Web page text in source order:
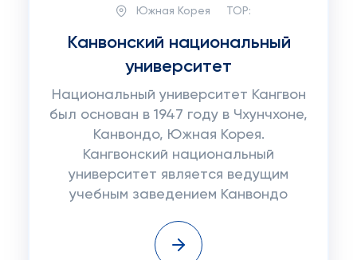
Южная Корея TOP:
Канвонский национальный
университет
Национальный университет Кангвон
был основан в 1947 году в Чхунчхоне,
Канвондо, Южная Корея.
Кангвонский национальный
университет является ведущим
учебным заведением Канвондо